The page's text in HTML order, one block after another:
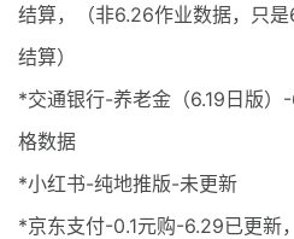
结算，（非6.26作业数据，只
结算）
*交通银行-养老金（6.19日版
格数据
*小红书-纯地推版-未更新
*京东支付-0.1元购-6.29已更新